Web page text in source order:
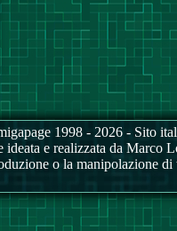
1998 - 2026 - Sito
ideata e realizzata da
o la manipolazione